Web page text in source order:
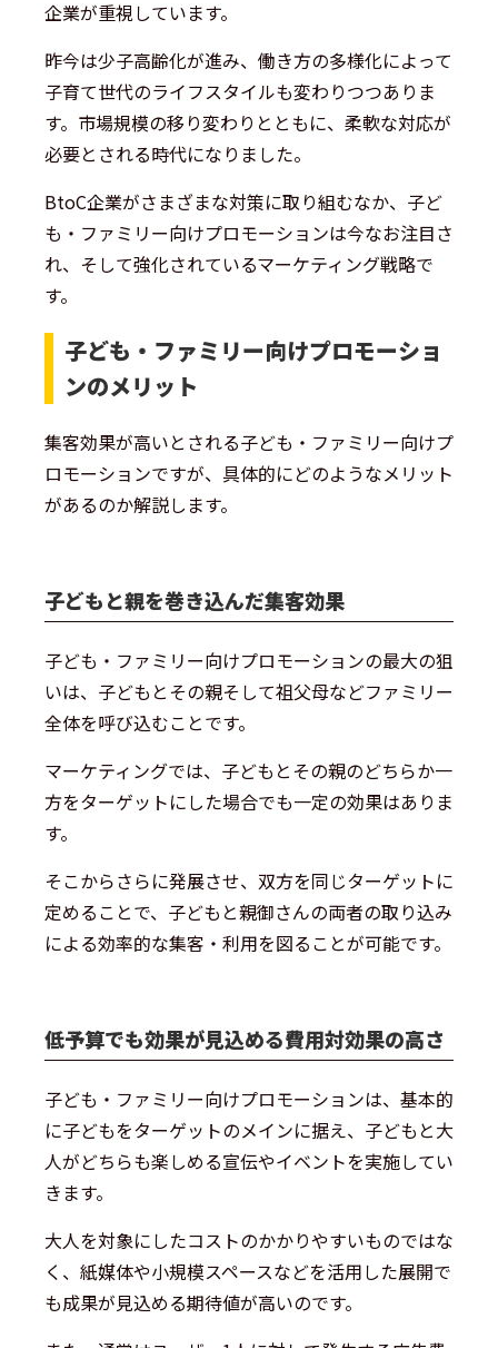
企業が重視しています。
昨今は少子高齢化が進み、働き方の多様化によって
子育て世代のライフスタイルも変わりつつありま
す。市場規模の移り変わりとともに、柔軟な対応が
必要とされる時代になりました。
BtoC企業がさまざまな対策に取り組むなか、子ど
も・ファミリー向けプロモーションは今なお注目さ
れ、そして強化されているマーケティング戦略で
す。
子ども・ファミリー向けプロモーショ
ンのメリット
集客効果が高いとされる子ども・ファミリー向けプ
ロモーションですが、具体的にどのようなメリット
があるのか解説します。
子どもと親を巻き込んだ集客効果
子ども・ファミリー向けプロモーションの最大の狙
いは、子どもとその親そして祖父母などファミリー
全体を呼び込むことです。
マーケティングでは、子どもとその親のどちらか一
方をターゲットにした場合でも一定の効果はありま
す。
そこからさらに発展させ、双方を同じターゲットに
定めることで、子どもと親御さんの両者の取り込み
による効率的な集客・利用を図ることが可能です。
低予算でも効果が見込める費用対効果の高さ
子ども・ファミリー向けプロモーションは、基本的
に子どもをターゲットのメインに据え、子どもと大
人がどちらも楽しめる宣伝やイベントを実施してい
きます。
大人を対象にしたコストのかかりやすいものではな
く、紙媒体や小規模スペースなどを活用した展開で
も成果が見込める期待値が高いのです。